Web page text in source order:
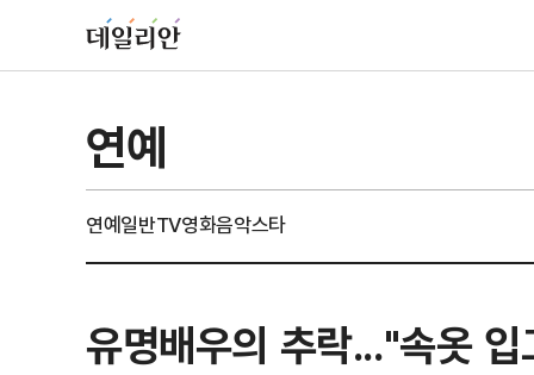
연예
연예일반TV영화음악스타
유명배우의 추락..."속옷